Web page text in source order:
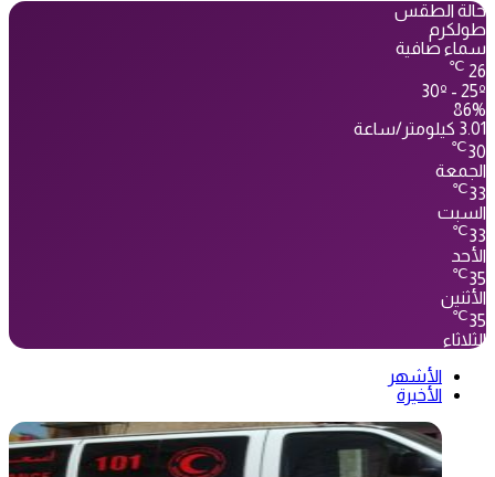
حالة الطقس
طولكرم
سماء صافية
26
℃
30º - 25º
86%
3.01 كيلومتر/ساعة
30
℃
الجمعة
33
℃
السبت
33
℃
الأحد
35
℃
الأثنين
35
℃
الثلاثاء
الأشهر
الأخيرة